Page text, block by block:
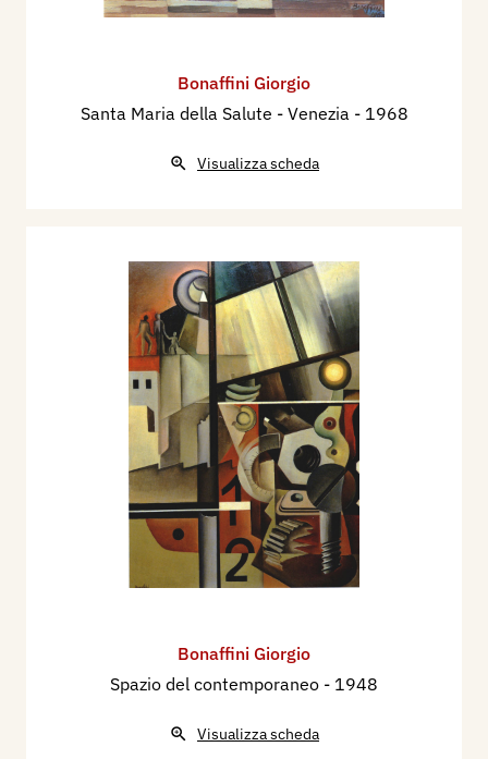
Bonaffini Giorgio
Santa Maria della Salute - Venezia - 1968
Visualizza scheda
Bonaffini Giorgio
Spazio del contemporaneo - 1948
Visualizza scheda